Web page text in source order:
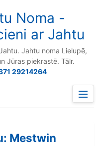
Noma -
ar Jahtu
Jahtu noma Lielupē,
Jūras piekrastē. Tālr.
29214264
Menu
Mestwin